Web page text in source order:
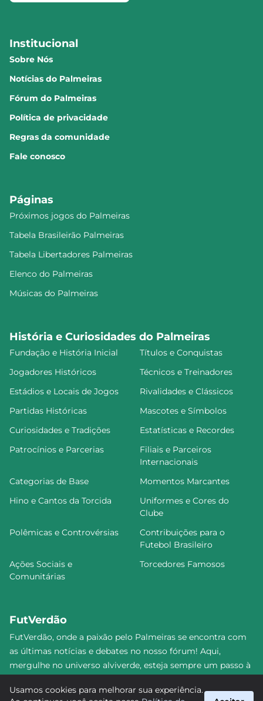
Institucional
Sobre Nós
Notícias do Palmeiras
Fórum do Palmeiras
Política de privacidade
Regras da comunidade
Fale conosco
Páginas
Próximos jogos do Palmeiras
Tabela Brasileirão Palmeiras
Tabela Libertadores Palmeiras
Elenco do Palmeiras
Músicas do Palmeiras
História e Curiosidades do Palmeiras
Fundação e História Inicial
Títulos e Conquistas
Jogadores Históricos
Técnicos e Treinadores
Estádios e Locais de Jogos
Rivalidades e Clássicos
Partidas Históricas
Mascotes e Símbolos
Curiosidades e Tradições
Estatísticas e Recordes
Patrocínios e Parcerias
Filiais e Parceiros
Internacionais
Categorias de Base
Momentos Marcantes
Hino e Cantos da Torcida
Uniformes e Cores do
Clube
Polêmicas e Controvérsias
Contribuições para o
Futebol Brasileiro
Ações Sociais e
Comunitárias
Torcedores Famosos
FutVerdão
FutVerdão, onde a paixão pelo Palmeiras se encontra com
as últimas notícias e debates no nosso fórum! Aqui,
mergulhe no universo alviverde, esteja sempre um passo à
comunidade. Junte-se a nós nesta jornada emocionante!
Usamos cookies para melhorar sua experiência.